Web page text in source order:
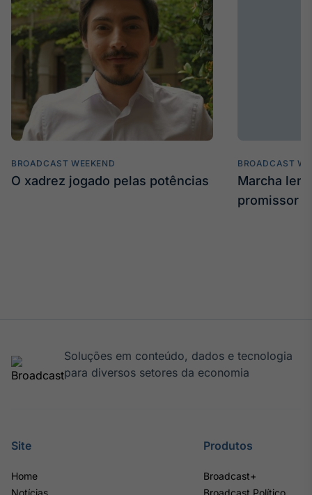
BROADCAST WEEKEND
O xadrez jogado pelas potências
BROADCAST
Marcha
promissor
Soluções em conteúdo, dados e tecnologia
para diversos setores da economia
Site
Home
Produtos
Broadcast+